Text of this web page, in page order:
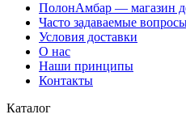
ПолонАмбар — магазин
Часто задаваемые
Условия доставки
О нас
Наши принципы
Контакты
Каталог